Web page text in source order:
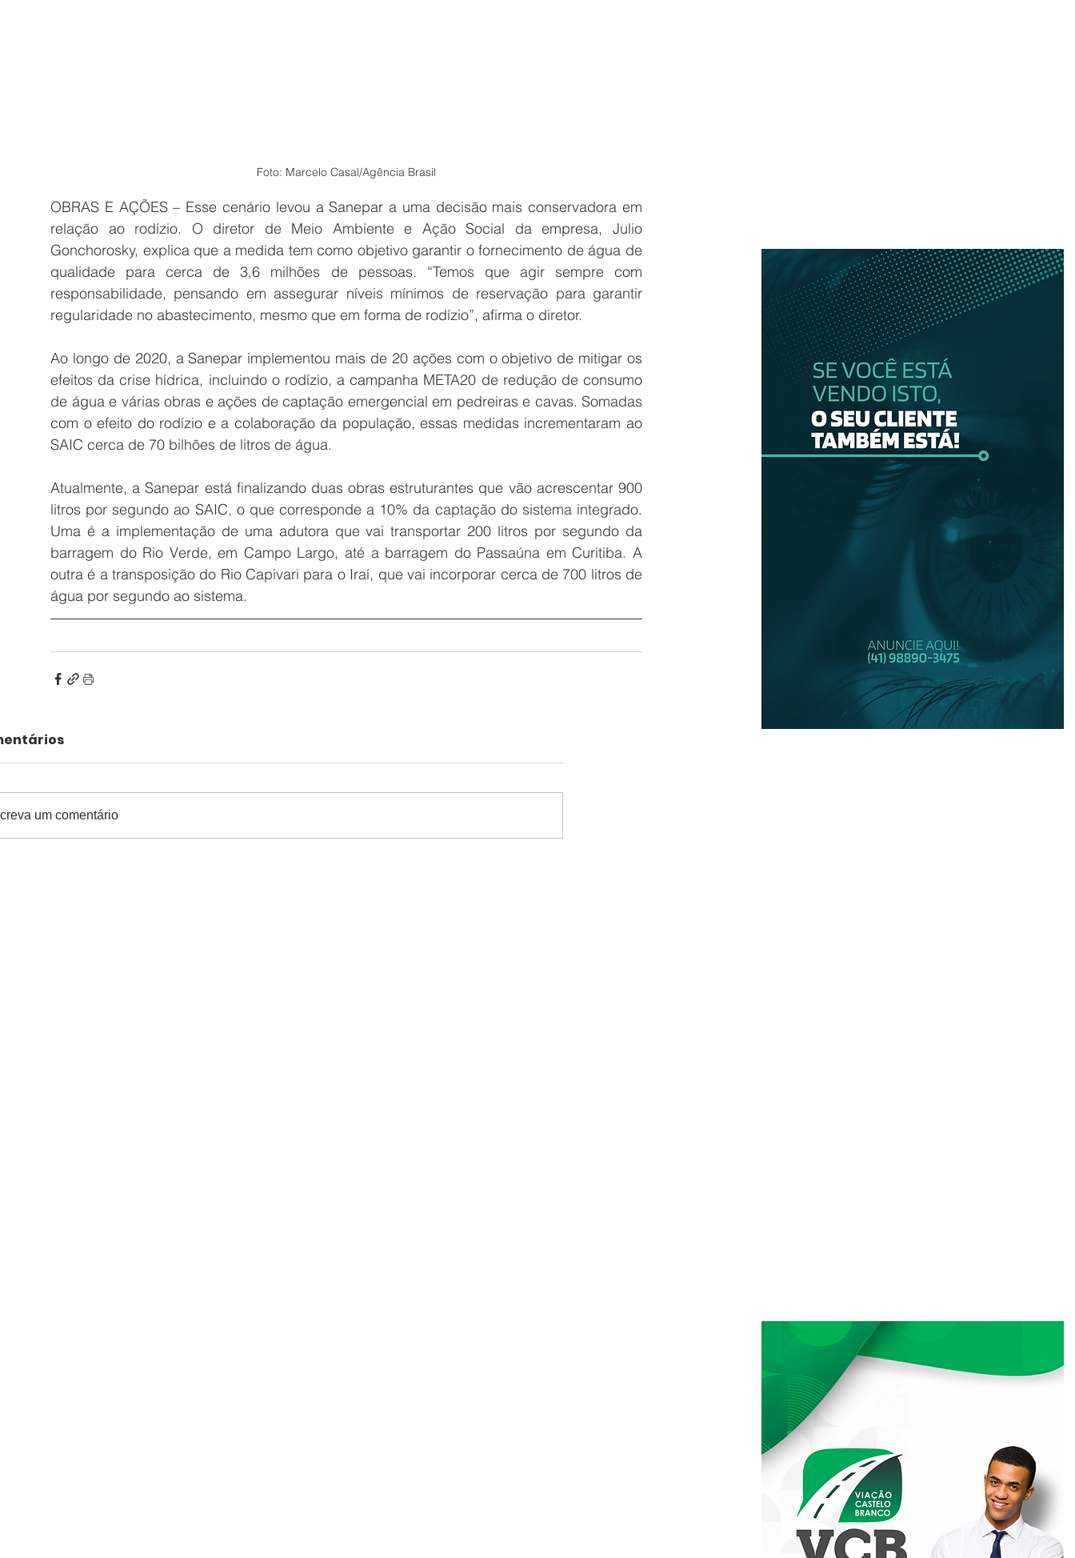
Foto: Marcelo Casal/Agência Brasil
OBRAS E AÇÕES – Esse cenário levou a Sanepar a uma decisão mais conservadora em
relação ao rodízio. O diretor de Meio Ambiente e Ação Social da empresa, Julio
Gonchorosky, explica que a medida tem como objetivo garantir o fornecimento de água de
qualidade para cerca de 3,6 milhões de pessoas. “Temos que agir sempre com
responsabilidade, pensando em assegurar níveis mínimos de reservação para garantir
regularidade no abastecimento, mesmo que em forma de rodízio”, afirma o diretor.
Ao longo de 2020, a Sanepar implementou mais de 20 ações com o objetivo de mitigar os
efeitos da crise hídrica, incluindo o rodízio, a campanha META20 de redução de consumo
de água e várias obras e ações de captação emergencial em pedreiras e cavas. Somadas
com o efeito do rodízio e a colaboração da população, essas medidas incrementaram ao
SAIC cerca de 70 bilhões de litros de água.
Atualmente, a Sanepar está finalizando duas obras estruturantes que vão acrescentar 900
litros por segundo ao SAIC, o que corresponde a 10% da captação do sistema integrado.
Uma é a implementação de uma adutora que vai transportar 200 litros por segundo da
barragem do Rio Verde, em Campo Largo, até a barragem do Passaúna em Curitiba. A
outra é a transposição do Rio Capivari para o Iraí, que vai incorporar cerca de 700 litros de
água por segundo ao sistema.
um comentário